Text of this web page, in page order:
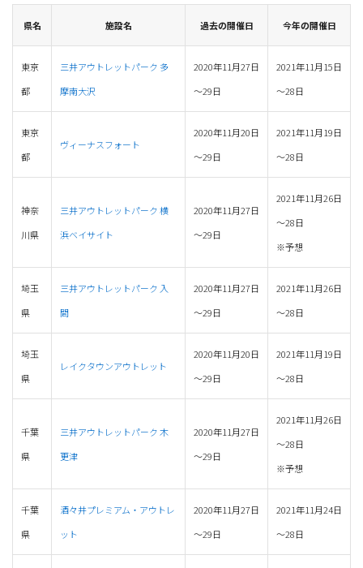
県名 施設名 過去の開催日 今年の開催日
東京
都
三井アウトレットパーク 多
摩南大沢
2020年11月27日
～29日
2021年11月15日
～28日
東京
都
ヴィーナスフォート
2020年11月20日
～29日
2021年11月19日
～28日
神奈
川県
三井アウトレットパーク 横
浜ベイサイト
2020年11月27日
～29日
2021年11月26日
～28日
※予想
埼玉
県
三井アウトレットパーク 入
間
2020年11月27日
～29日
2021年11月26日
～28日
埼玉
県
レイクタウンアウトレット
2020年11月20日
～29日
2021年11月19日
～28日
千葉
県
三井アウトレットパーク 木
更津
2020年11月27日
～29日
2021年11月26日
～28日
※予想
千葉
県
酒々井プレミアム・アウトレ
ット
2020年11月27日
～29日
2021年11月24日
～28日